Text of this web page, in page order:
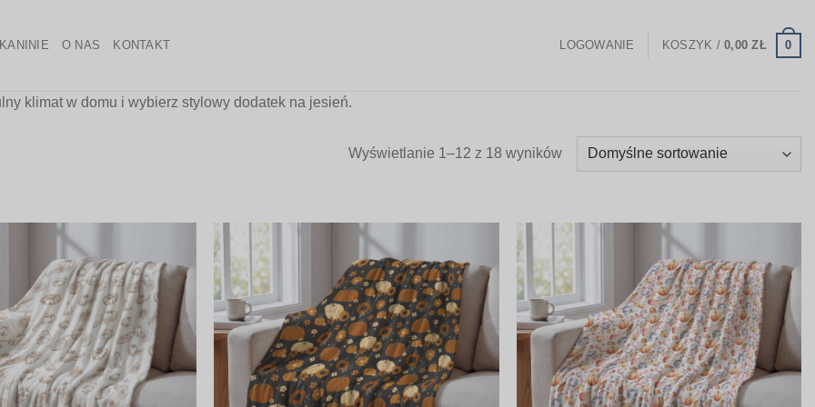
O NAS KONTAKT LOGOWANIE KOSZYK /0,00ZŁ 0
klimat w domu i wybierz stylowy dodatek na jesień.
Wyświetlanie 1–12 z 18 wyników